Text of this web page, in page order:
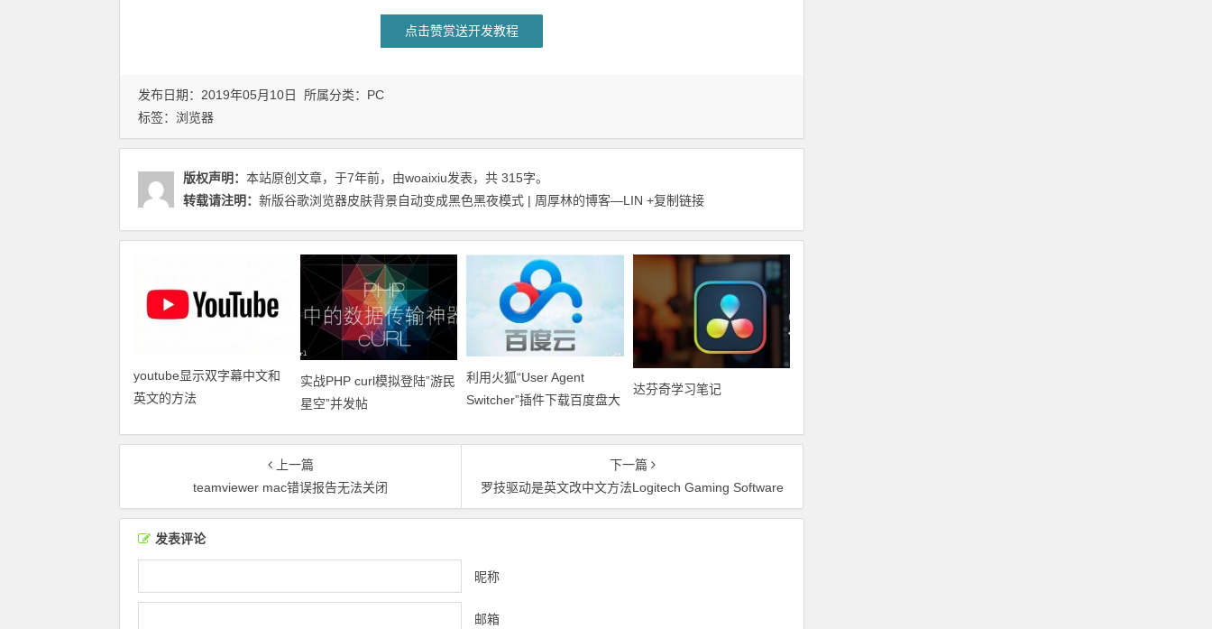
点击赞赏送开发教程
发布日期：2019年05月10日 所属分类： PC
标签： 浏览器
版权声明： 本站原创文章，于7年前，由woaixiu发表，共 315字。
转载请注明： 新版谷歌浏览器皮肤背景自动变成黑色黑夜模式 | 周厚林的博客—LIN +复制链接
youtube显示双字幕中文和
英文的方法
实战PHP curl模拟登陆”游民
星空”并发帖
利用火狐“User Agent
Switcher”插件下载百度盘大
达芬奇学习笔记
上一篇
teamviewer mac错误报告无法关闭
下一篇
罗技驱动是英文改中文方法Logitech Gaming Software
发表评论
昵称
邮箱